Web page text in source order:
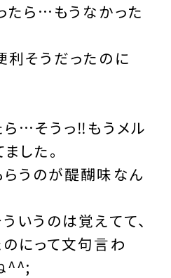
たら…もうなかった
利そうだったのに
ら…そうっ‼︎もうメル
した。
らうのが醍醐味なん
いうのは覚えてて、
にって文句言わ
^^;